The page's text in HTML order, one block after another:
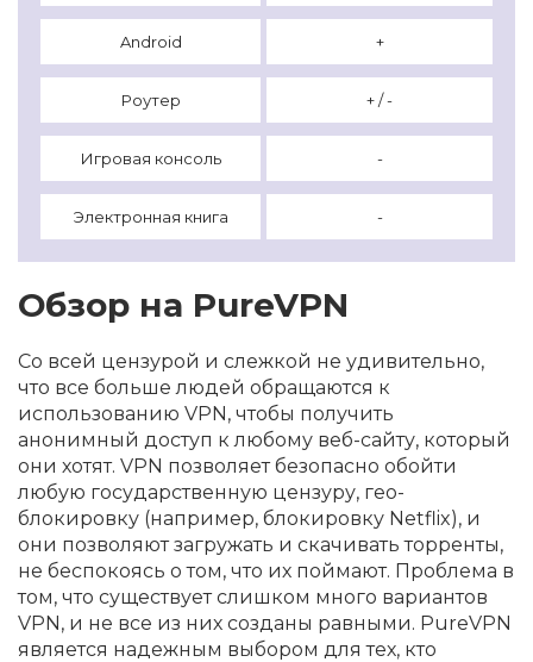
Android +
Роутер + / -
Игровая консоль -
Электронная книга -
Обзор на PureVPN
Со всей цензурой и слежкой не удивительно,
что все больше людей обращаются к
использованию VPN, чтобы получить
анонимный доступ к любому веб-сайту, который
они хотят. VPN позволяет безопасно обойти
любую государственную цензуру, гео-
блокировку (например, блокировку Netflix), и
они позволяют загружать и скачивать торренты,
не беспокоясь о том, что их поймают. Проблема в
том, что существует слишком много вариантов
VPN, и не все из них созданы равными. PureVPN
является надежным выбором для тех, кто